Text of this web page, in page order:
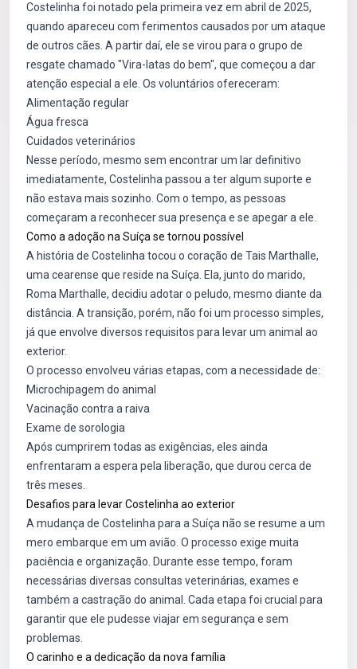
Costelinha foi notado pela primeira vez em abril de 2025,
quando apareceu com ferimentos causados por um ataque
de outros cães. A partir daí, ele se virou para o grupo de
resgate chamado "Vira-latas do bem", que começou a dar
atenção especial a ele. Os voluntários ofereceram:
Alimentação regular
Água fresca
Cuidados veterinários
Nesse período, mesmo sem encontrar um lar definitivo
imediatamente, Costelinha passou a ter algum suporte e
não estava mais sozinho. Com o tempo, as pessoas
começaram a reconhecer sua presença e se apegar a ele.
Como a adoção na Suíça se tornou possível
A história de Costelinha tocou o coração de Tais Marthalle,
uma cearense que reside na Suíça. Ela, junto do marido,
Roma Marthalle, decidiu adotar o peludo, mesmo diante da
distância. A transição, porém, não foi um processo simples,
já que envolve diversos requisitos para levar um animal ao
exterior.
O processo envolveu várias etapas, com a necessidade de:
Microchipagem do animal
Vacinação contra a raiva
Exame de sorologia
Após cumprirem todas as exigências, eles ainda
enfrentaram a espera pela liberação, que durou cerca de
três meses.
Desafios para levar Costelinha ao exterior
A mudança de Costelinha para a Suíça não se resume a um
mero embarque em um avião. O processo exige muita
paciência e organização. Durante esse tempo, foram
necessárias diversas consultas veterinárias, exames e
também a castração do animal. Cada etapa foi crucial para
garantir que ele pudesse viajar em segurança e sem
problemas.
O carinho e a dedicação da nova família